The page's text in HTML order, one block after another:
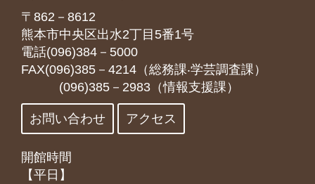
〒862－8612
熊本市中央区出水2丁目5番1号
電話(096)384－5000
FAX(096)385－4214（総務課‧学芸調査課）
(096)385－2983（情報支援課）
お問い合わせ アクセス
開館時間
【平日】